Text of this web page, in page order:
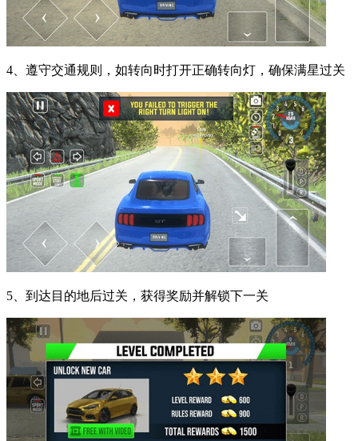
4、遵守交通规则，如转向时打开正确转向灯，确保满星过关
5、到达目的地后过关，获得奖励并解锁下一关